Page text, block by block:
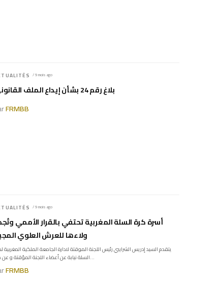
/ 9 mois ago
بلاغ رقم 24 بشأن إيداع الملف القانوني
FRMBB
/ 9 mois ago
أسرة كرة السلة المغربية تحتفي بالقرار الأممي
ولاءها للعرش العلوي
يتقدم السيد إدريس الشرايبي رئيس اللجنة الموقتة لادارة الجامعة الملكية المغربية
السلة نيابة عن أعضاء اللجنة المؤقتة و عن كل...
FRMBB